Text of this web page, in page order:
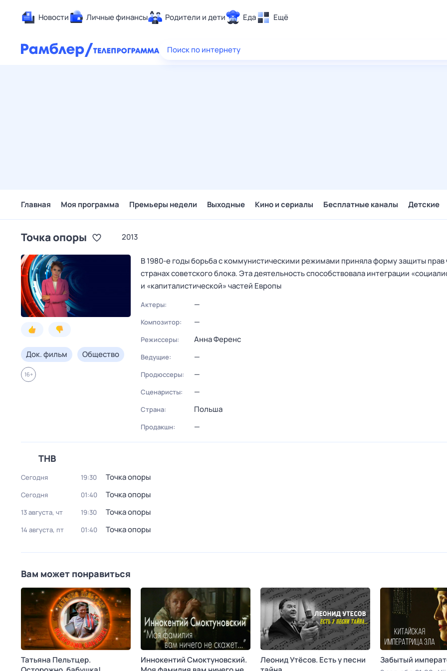
Новости Личные финансы Родители и дети Еда Ещё
Здоровье
Поиск по интернету
Главная Моя программа Премьеры недели Выходные Кино и сериалы Бесплатные каналы Детские
Точка опоры 2013
Док. фильм Общество
16+
В 1980-е годы борьба с коммунистическими режимами приняла форму защиты прав
странах советского блока. Эта деятельность способствовала интеграции
и «капиталистической» частей Европы
Актеры: —
Композитор: —
Режиссеры: Анна Ференс
Ведущие: —
Продюссеры: —
Сценаристы: —
Страна: Польша
Продакшн: —
ТНВ
Сегодня 19:30 Точка опоры
Сегодня 01:40 Точка опоры
13 августа, чт 19:30 Точка опоры
14 августа, пт 01:40 Точка опоры
Вам может понравиться
Татьяна Пельтцер.
Иннокентий Смоктуновский.
Леонид Утёсов. Есть у песни
Забытый